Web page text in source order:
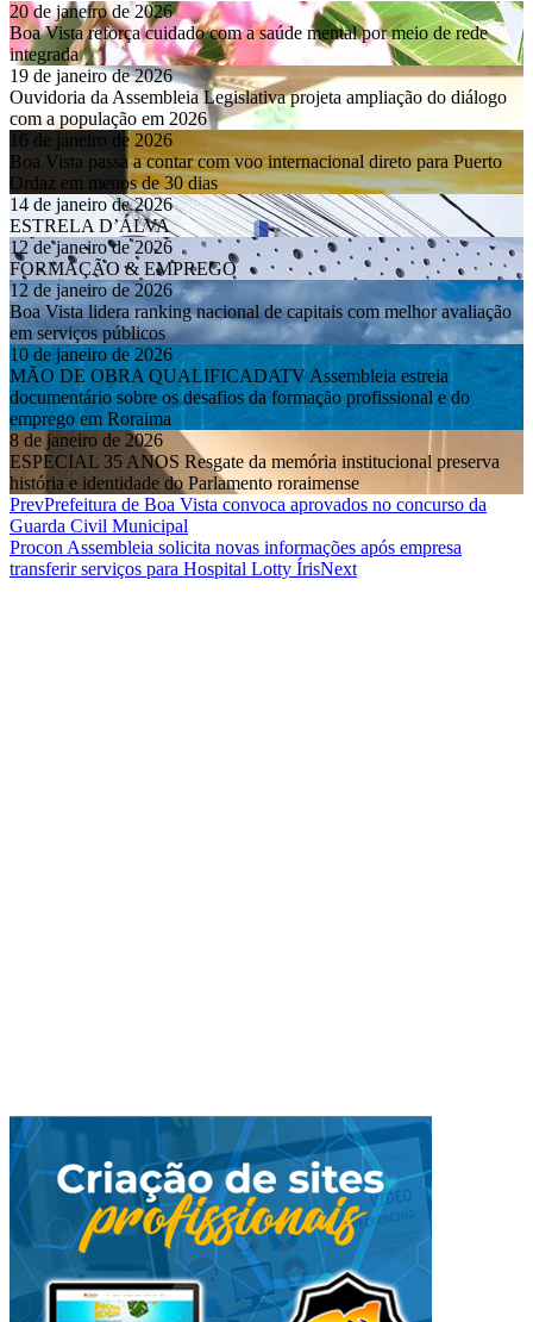
integrada
19 de janeiro de 2026
Ouvidoria da Assembleia Legislativa projeta ampliação do diálogo
com a população em 2026
16 de janeiro de 2026
Boa Vista passa a contar com voo internacional direto para Puerto
Ordaz em menos de 30 dias
14 de janeiro de 2026
ESTRELA D’ÁLVA
12 de janeiro de 2026
FORMAÇÃO & EMPREGO
12 de janeiro de 2026
Boa Vista lidera ranking nacional de capitais com melhor avaliação
em serviços públicos
10 de janeiro de 2026
MÃO DE OBRA QUALIFICADATV Assembleia estreia
documentário sobre os desafios da formação profissional e do
emprego em Roraima
8 de janeiro de 2026
ESPECIAL 35 ANOS Resgate da memória institucional preserva
história e identidade do Parlamento roraimense
PrevPrefeitura de Boa Vista convoca aprovados no concurso da
Guarda Civil Municipal
Procon Assembleia solicita novas informações após empresa
transferir serviços para Hospital Lotty Íris